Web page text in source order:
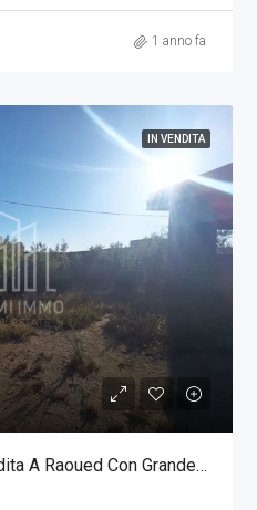
1 anno fa
IN VENDITA
Villa Incompiuta In Vendita A Raoued Con Grande Terreno